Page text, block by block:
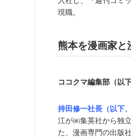
現職。
熊本を漫画家と
ココクマ編集部（以
持田修一社長（以下
江が㈱集英社から独
た、漫画専門の出版